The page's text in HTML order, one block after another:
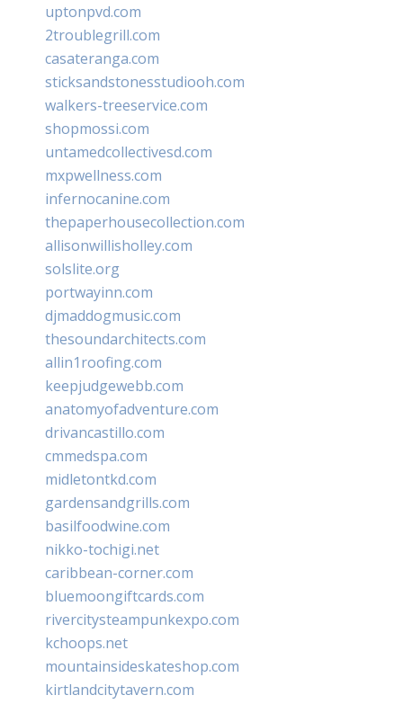
uptonpvd.com
2troublegrill.com
casateranga.com
sticksandstonesstudiooh.com
walkers-treeservice.com
shopmossi.com
untamedcollectivesd.com
mxpwellness.com
infernocanine.com
thepaperhousecollection.com
allisonwillisholley.com
solslite.org
portwayinn.com
djmaddogmusic.com
thesoundarchitects.com
allin1roofing.com
keepjudgewebb.com
anatomyofadventure.com
drivancastillo.com
cmmedspa.com
midletontkd.com
gardensandgrills.com
basilfoodwine.com
nikko-tochigi.net
caribbean-corner.com
bluemoongiftcards.com
rivercitysteampunkexpo.com
kchoops.net
mountainsideskateshop.com
kirtlandcitytavern.com